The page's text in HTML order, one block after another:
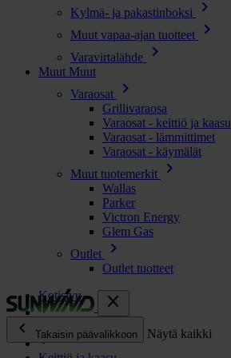
Kylmä- ja pakastinboksi chevron_right
Muut vapaa-ajan tuotteet chevron_right
Varavirtalähde chevron_right
Muut Muut
Varaosat
chevron_right
Grillivaraosa
Varaosat - keittiö ja kaasu
Varaosat - lämmittimet
Varaosat - käymälät
Muut tuotemerkit
chevron_right
Wallas
Parker
Victron Energy
Glem Gas
Outlet
chevron_right
Outlet tuotteet
close
chevron_left
Takaisin päävalikkoon Näytä kaikki
Kotisivu